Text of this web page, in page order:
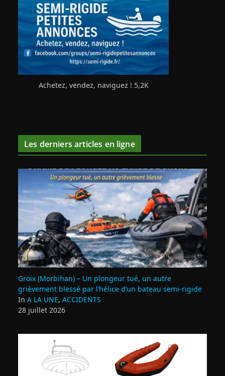
Achetez, vendez, naviguez ! 5,2K
Les derniers articles en ligne
Groix (Morbihan) – Un plongeur tué, un autre
grièvement blessé par l’hélice d’un bateau semi-rigide
In A LA UNE, ACCIDENTS
28 juillet 2026